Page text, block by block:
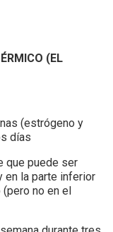
(EL
(estrógeno y
días
que puede ser
en la parte inferior
no en el